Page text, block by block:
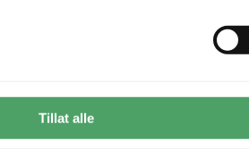
Tillat alle